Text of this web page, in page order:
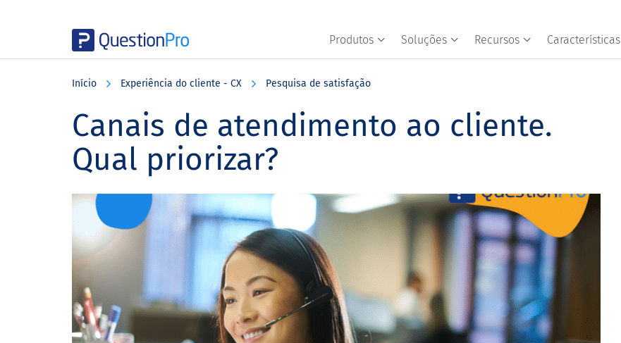
Produtos Soluções Recursos Características
Início Experiência do cliente - CX Pesquisa de satisfação
Canais de atendimento ao cliente.
Qual priorizar?